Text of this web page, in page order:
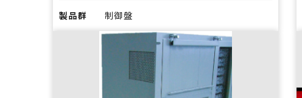
製品群 制御盤